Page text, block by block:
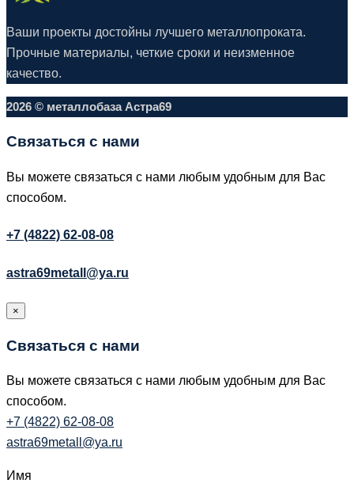
Ваши проекты достойны лучшего металлопроката.
Прочные материалы, четкие сроки и неизменное
качество.
2026 © металлобаза Астра69
Связаться с нами
Вы можете связаться с нами любым удобным для Вас
способом.
+7 (4822) 62-08-08
astra69metall@ya.ru
×
Связаться с нами
Вы можете связаться с нами любым удобным для Вас
способом.
+7 (4822) 62-08-08
astra69metall@ya.ru
Имя